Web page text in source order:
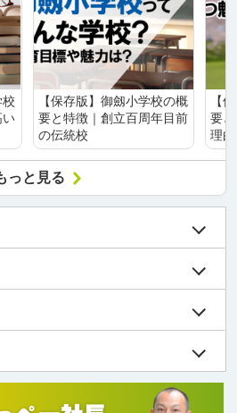
校
い
【保存版】御劔小学校の概
要と特徴｜創立百周年目前
の伝統校
【
要
理
っと見る